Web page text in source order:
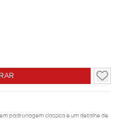
padronagem classica e um detalhe de